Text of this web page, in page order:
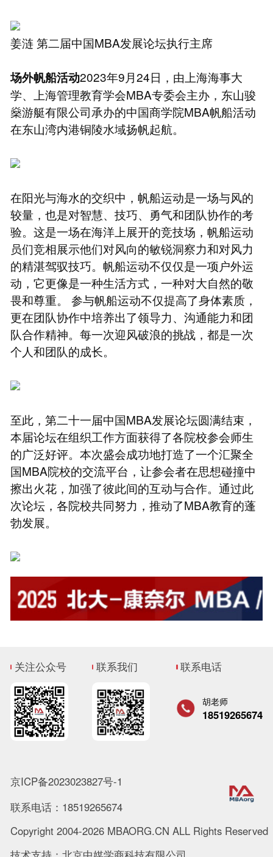
姜涟 第二届中国MBA发展论坛执行主席
场外帆船活动2023年9月24日，由上海海事大
学、上海管理教育学会MBA专委会主办，东山骏
燊游艇有限公司承办的中国商学院MBA帆船活动
在东山湾内港铜陵水域扬帆起航。
在阳光与海水的交织中，帆船运动是一场与风的
较量，也是对智慧、技巧、勇气和团队协作的考
验。这是一场在海洋上展开的竞技场，帆船运动
员们竞相展示他们对风向的敏锐洞察力和对风力
的精湛驾驭技巧。帆船运动不仅仅是一项户外运
动，它更像是一种生活方式，一种对大自然的敬
畏和尊重。 参与帆船运动不仅提高了身体素质，
更在团队协作中培养出了领导力、沟通能力和团
队合作精神。每一次迎风破浪的挑战，都是一次
个人和团队的成长。
至此，第二十一届中国MBA发展论坛圆满结束，
本届论坛在组织工作方面获得了各院校参会师生
的广泛好评。本次盛会成功地打造了一个汇聚全
国MBA院校的交流平台，让参会者在思想碰撞中
擦出火花，加强了彼此间的互动与合作。通过此
次论坛，各院校共同努力，推动了MBA教育的蓬
勃发展。
关注公众号 联系我们 联系电话
胡老师
18519265674
京ICP备2023023827号-1
联系电话：18519265674
Copyright 2004-2026 MBAORG.CN ALL Rights Reserved